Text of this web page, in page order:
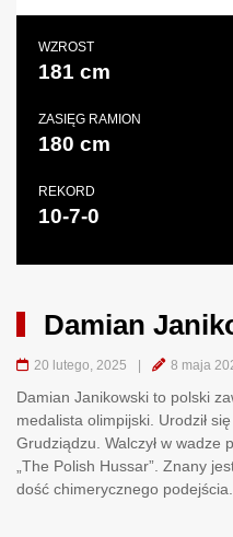
WZROST
181 cm
ZASIĘG RAMION
180 cm
REKORD
10-7-0
Damian
20 lutego, 2025 | 8 maja
Damian Janikowski to polski
medalista olimpijski. Urodził
Grudziądzu. Walczył w wadze
„The Polish Hussar”. Znany
dość chimerycznego podejścia.